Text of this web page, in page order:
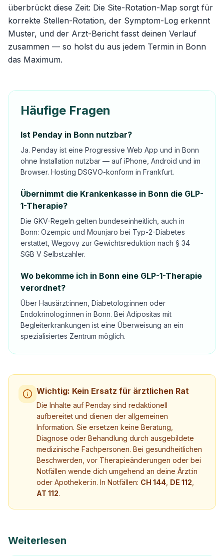
überbrückt diese Zeit: Die Site-Rotation-Map sorgt für
korrekte Stellen-Rotation, der Symptom-Log erkennt
Muster, und der Arzt-Bericht fasst deinen Verlauf
zusammen — so holst du aus jedem Termin in Bonn
das Maximum.
Häufige Fragen
Ist Penday in Bonn nutzbar?
Ja. Penday ist eine Progressive Web App und in Bonn
ohne Installation nutzbar — auf iPhone, Android und im
Browser. Hosting DSGVO-konform in Frankfurt.
Übernimmt die Krankenkasse in Bonn die GLP-
1-Therapie?
Die GKV-Regeln gelten bundeseinheitlich, auch in
Bonn: Ozempic und Mounjaro bei Typ-2-Diabetes
erstattet, Wegovy zur Gewichtsreduktion nach § 34
SGB V Selbstzahler.
Wo bekomme ich in Bonn eine GLP-1-Therapie
verordnet?
Über Hausärzt:innen, Diabetolog:innen oder
Endokrinolog:innen in Bonn. Bei Adipositas mit
Begleiterkrankungen ist eine Überweisung an ein
spezialisiertes Zentrum möglich.
Wichtig: Kein Ersatz für ärztlichen Rat
Die Inhalte auf Penday sind redaktionell
aufbereitet und dienen der allgemeinen
Information. Sie ersetzen keine Beratung,
Diagnose oder Behandlung durch ausgebildete
medizinische Fachpersonen. Bei gesundheitlichen
Beschwerden, vor Therapieänderungen oder bei
Notfällen wende dich umgehend an deine Ärzt:in
oder Apotheker:in. In Notfällen: CH 144 DE 112
AT 112.
Weiterlesen